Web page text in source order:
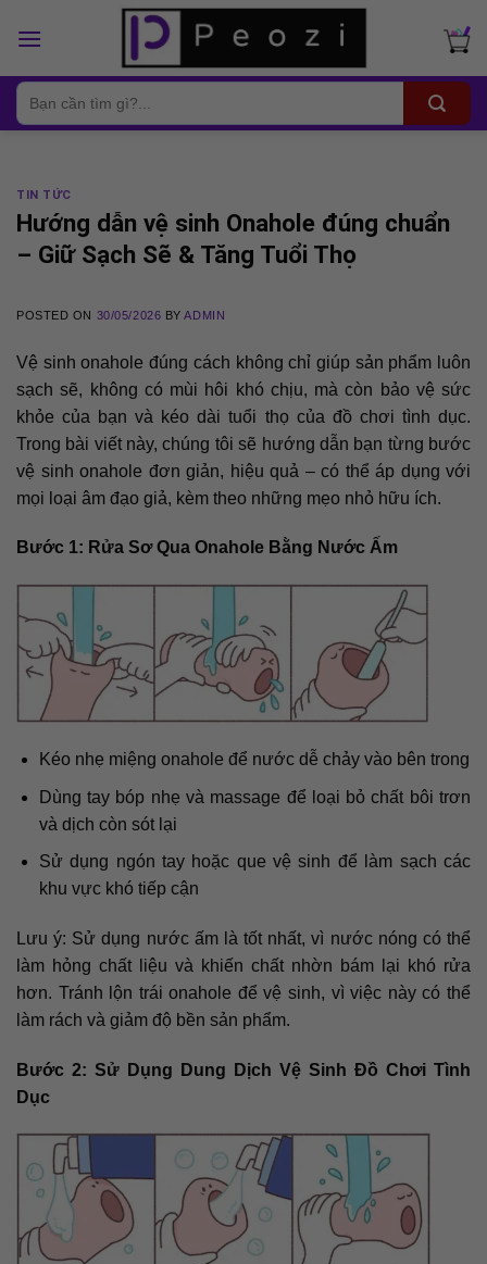
Tìm
kiếm:
TIN TỨC
Hướng dẫn vệ sinh Onahole đúng chuẩn
– Giữ Sạch Sẽ & Tăng Tuổi Thọ
POSTED ON 30/05/2026 BYADMIN
Vệ sinh onahole đúng cách không chỉ giúp sản phẩm luôn
sạch sẽ, không có mùi hôi khó chịu, mà còn bảo vệ sức
khỏe của bạn và kéo dài tuổi thọ của đồ chơi tình dục.
Trong bài viết này, chúng tôi sẽ hướng dẫn bạn từng bước
vệ sinh onahole đơn giản, hiệu quả – có thể áp dụng với
mọi loại âm đạo giả, kèm theo những mẹo nhỏ hữu ích.
Bước 1: Rửa Sơ Qua Onahole Bằng Nước Ấm
Kéo nhẹ miệng onahole để nước dễ chảy vào bên trong
Dùng tay bóp nhẹ và massage để loại bỏ chất bôi trơn
và dịch còn sót lại
Sử dụng ngón tay hoặc que vệ sinh để làm sạch các
khu vực khó tiếp cận
Lưu ý: Sử dụng nước ấm là tốt nhất, vì nước nóng có thể
làm hỏng chất liệu và khiến chất nhờn bám lại khó rửa
hơn. Tránh lộn trái onahole để vệ sinh, vì việc này có thể
làm rách và giảm độ bền sản phẩm.
Bước 2: Sử Dụng Dung Dịch Vệ Sinh Đồ Chơi Tình
Dục